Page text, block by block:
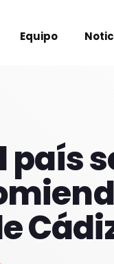
Equipo